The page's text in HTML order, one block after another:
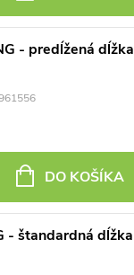
- predĺžená dĺžka
DO KOŠÍKA
- štandardná dĺžka